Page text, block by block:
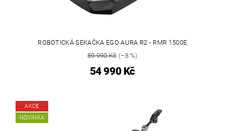
ROBOTICKÁ SEKAČKA EGO AURA R2 - RMR 1500E
59 990 Kč(–8 %)
54 990 Kč
AKCE
NOVINKA